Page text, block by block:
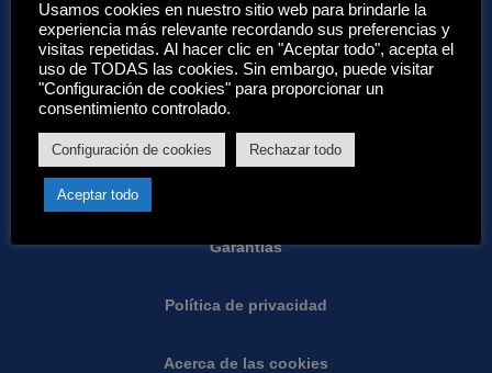
Enlaces de interés:
Acerca de nosotros
Condiciones de Eurotenerife:
Garantias
Política de privacidad
Acerca de las cookies
Usamos cookies en nuestro sitio web para brindarle la
experiencia más relevante recordando sus preferencias y
visitas repetidas. Al hacer clic en "Aceptar todo", acepta el
uso de TODAS las cookies. Sin embargo, puede visitar
"Configuración de cookies" para proporcionar un
consentimiento controlado.
Configuración de cookies Rechazar todo
Aceptar todo